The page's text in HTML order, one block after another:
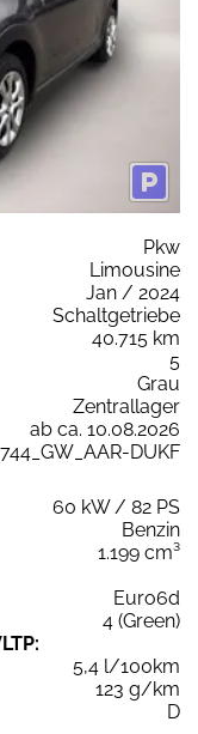
Pkw
Limousine
Jan / 2024
Schaltgetriebe
40.715 km
5
Grau
Zentrallager
ab ca. 10.08.2026
DUKF
60 kW / 82 PS
Benzin
1.199 cm³
Euro6d
4 (Green)
5,4 l/100km
123 g/km
D